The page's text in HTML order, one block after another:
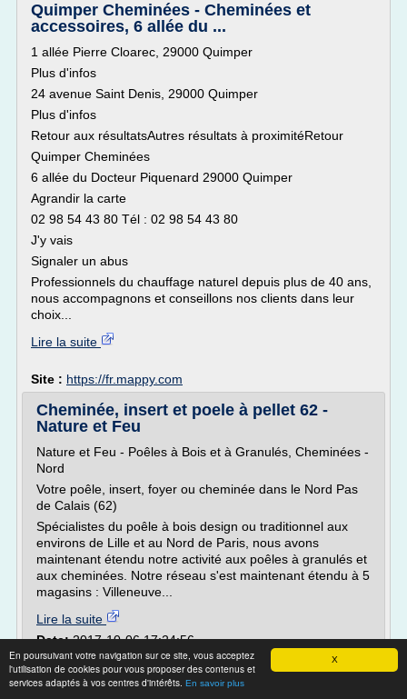
X
En poursuivant votre navigation sur ce site, vous acceptez
l'utilisation de cookies pour vous proposer des contenus et
services adaptés à vos centres d'intérêts. En savoir plus
Quimper Cheminées - Cheminées et
accessoires, 6 allée du ...
1 allée Pierre Cloarec, 29000 Quimper
Plus d'infos
24 avenue Saint Denis, 29000 Quimper
Plus d'infos
Retour aux résultatsAutres résultats à proximitéRetour
Quimper Cheminées
6 allée du Docteur Piquenard 29000 Quimper
Agrandir la carte
02 98 54 43 80 Tél : 02 98 54 43 80
J'y vais
Signaler un abus
Professionnels du chauffage naturel depuis plus de 40 ans,
nous accompagnons et conseillons nos clients dans leur
choix...
Lire la suite
Site : https://fr.mappy.com
Cheminée, insert et poele à pellet 62 -
Nature et Feu
Nature et Feu - Poêles à Bois et à Granulés, Cheminées -
Nord
Votre poêle, insert, foyer ou cheminée dans le Nord Pas
de Calais (62)
Spécialistes du poêle à bois design ou traditionnel aux
environs de Lille et au Nord de Paris, nous avons
maintenant étendu notre activité aux poêles à granulés et
aux cheminées. Notre réseau s'est maintenant étendu à 5
magasins : Villeneuve...
Lire la suite
Date:2017-10-06 17:24:56
Site :http://www.natureetfeu.fr
Accueil - Brisach Agen - Cheminées,